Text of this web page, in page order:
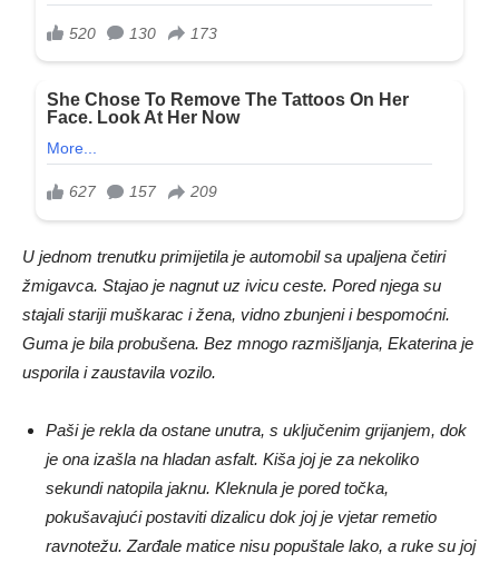
U jednom trenutku primijetila je automobil sa upaljena četiri
žmigavca. Stajao je nagnut uz ivicu ceste. Pored njega su
stajali stariji muškarac i žena, vidno zbunjeni i bespomoćni.
Guma je bila probušena. Bez mnogo razmišljanja, Ekaterina je
usporila i zaustavila vozilo.
Paši je rekla da ostane unutra, s uključenim grijanjem, dok
je ona izašla na hladan asfalt. Kiša joj je za nekoliko
sekundi natopila jaknu. Kleknula je pored točka,
pokušavajući postaviti dizalicu dok joj je vjetar remetio
ravnotežu. Zarđale matice nisu popuštale lako, a ruke su joj